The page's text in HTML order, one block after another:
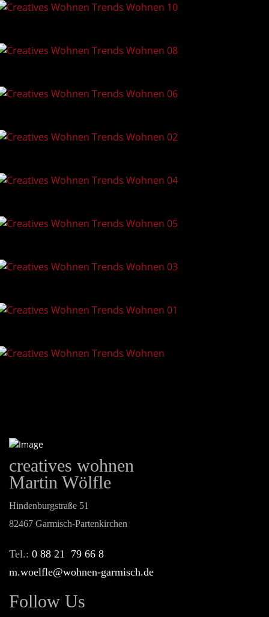
creatives wohnen
Martin Wölfle
Hindenburgstraße 51
82467 Garmisch-Partenkirchen
Tel.: 0 88 21 79 66 8
m.woelfle@wohnen-garmisch.de
Follow Us